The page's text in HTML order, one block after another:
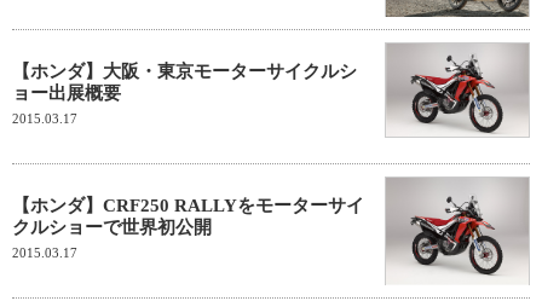
【ホンダ】大阪・東京モーターサイクルシ
ョー出展概要
2015.03.17
【ホンダ】CRF250 RALLYをモーターサイ
クルショーで世界初公開
2015.03.17